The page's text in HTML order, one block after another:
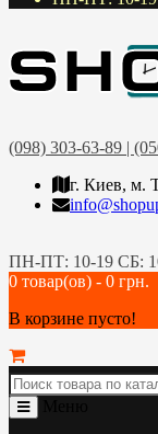
(098) 303-63-89 |
г. Киев, м.
ПН-ПТ: 10-19 СБ:
0 товар(ов) - 0 грн.
В корзине пусто!